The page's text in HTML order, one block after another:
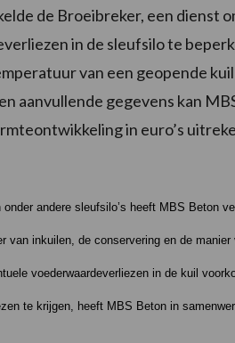
de Broeibreker, een dienst
in de sleufsilo te
van een geopende
aanvullende gegevens kan
in euro’s
andere sleufsilo’s heeft MBS Beton
van inkuilen, de conservering en de
voederwaardeverliezen in de kuil
te krijgen, heeft MBS Beton in